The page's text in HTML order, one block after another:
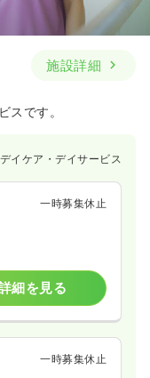
一時募集休止
以上可
施設詳細
スです。
デイケア・デイサービス
一時募集休止
細を見る
一時募集休止